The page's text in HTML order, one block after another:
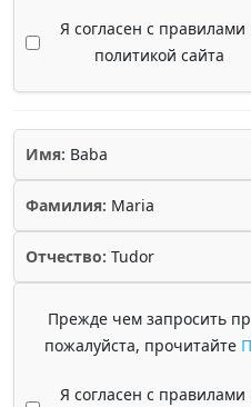
Я согласен с правилами
политикой сайта
Имя: Baba
Фамилия: Maria
Отчество: Tudor
Прежде чем запросить
пожалуйста, прочитайте
Я согласен с правилами